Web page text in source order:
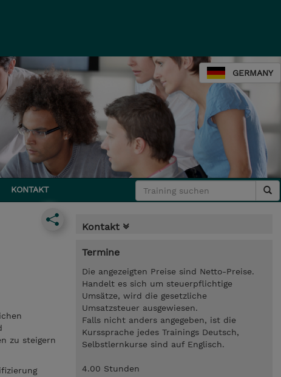
GERMANY
KONTAKT
zu steigern
Kontakt
Termine
Die angezeigten Preise sind Netto-Preise.
Handelt es sich um steuerpflichtige
Umsätze, wird die gesetzliche
Umsatzsteuer ausgewiesen.
Falls nicht anders angegeben, ist die
Kurssprache jedes Trainings Deutsch,
Selbstlernkurse sind auf Englisch.
4.00 Stunden